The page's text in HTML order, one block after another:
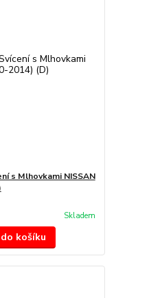
s Mlhovkami NISSAN
Skladem
košíku